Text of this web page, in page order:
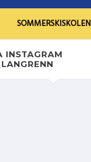
SOMMERSKISKOLEN
INSTAGRAM